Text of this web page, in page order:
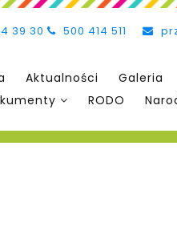
39 30 500 414 511
Aktualności Galeria
RODO